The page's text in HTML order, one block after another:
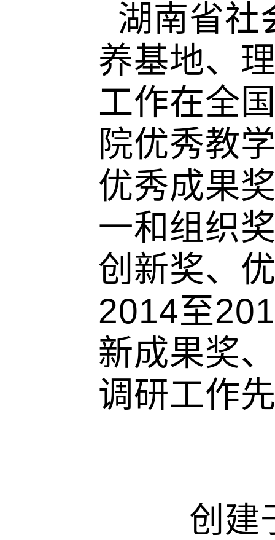
湖南省社
养基地、
工作在全
院优秀教
优秀成果
一和组织
创新奖、
2014至
新成果奖
调研工作
创建于